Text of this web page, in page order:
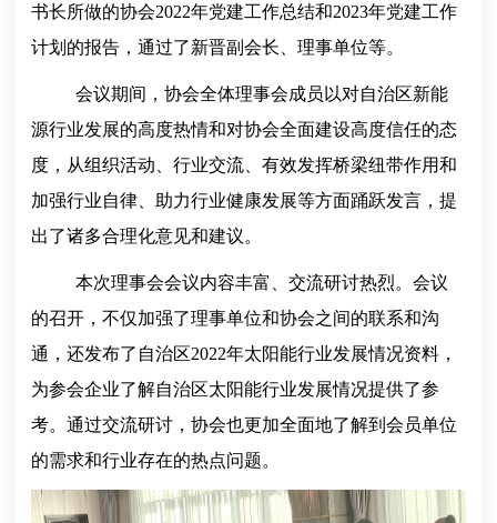
书长所做的协会2022年党建工作总结和2023年党建工作
计划的报告，通过了新晋副会长、理事单位等。
会议期间，协会全体理事会成员以对自治区新能
源行业发展的高度热情和对协会全面建设高度信任的态
度，从组织活动、行业交流、有效发挥桥梁纽带作用和
加强行业自律、助力行业健康发展等方面踊跃发言，提
出了诸多合理化意见和建议。
本次理事会会议内容丰富、交流研讨热烈。会议
的召开，不仅加强了理事单位和协会之间的联系和沟
通，还发布了自治区2022年太阳能行业发展情况资料，
为参会企业了解自治区太阳能行业发展情况提供了参
考。通过交流研讨，协会也更加全面地了解到会员单位
的需求和行业存在的热点问题。